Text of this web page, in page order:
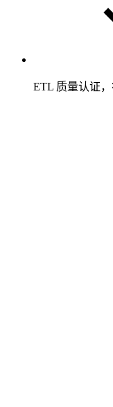
ETL 质量认证